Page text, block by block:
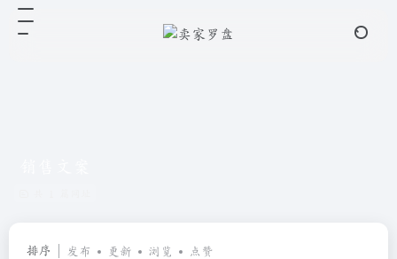
排序 发布 更新 浏览 点赞